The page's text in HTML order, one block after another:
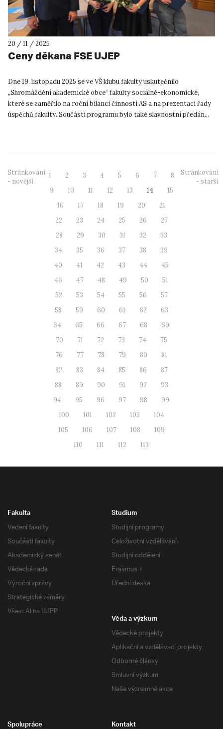
20 / 11 / 2025
Ceny děkana FSE UJEP
Dne 19. listopadu 2025 se ve VŠ klubu fakulty uskutečnilo
„Shromáždění akademické obce“ fakulty sociálně-ekonomické,
které se zaměřilo na roční bilanci činnosti AS a na prezentaci řady
úspěchů fakulty. Součástí programu bylo také slavnostní předán...
Stránkování
- novější
1 2 3 4 5 6 7
8
9
10 11 12 13 14
15
16
17 18 19 20
21
22
23 24 25 26
27
28
29 30 31 32
33
34
35 36 37 38
39
40
41 42 43 44
45
46
47 48 49 50
51
52
53 54 55 56
57
58
59 60 61 62
63
64
65 66 67 68
69
70
71 72 73 74
75
76
77 78 79 80
81
82
83 84 85 86
87
88
89 90 91 92
93
94
95 96 97 98
99
100
101 102 103
104
105
106 107 108
109
110
111 112 113
Stránkování
- starší
Fakulta
Vedení fakulty
Součásti fakulty
Akademický senát
Vědecká rada
Výroční zprávy
Strategické záměry
Vše o AI na UJEP
Studium
Studijní programy
Celoživotní vzdělávání
Studijní oddělení
Erasmus +
Úřední deska
Věda a výzkum
Vědecké projekty
Aplikační a vzdělávací projekty
Odborné články
Smluvní výzkum
Naše významné akce
Spolupráce Kontakt